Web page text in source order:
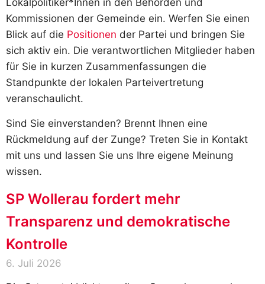
Lokalpolitiker*Innen in den Behörden und
Kommissionen der Gemeinde ein. Werfen Sie einen
Blick auf die Positionen der Partei und bringen Sie
sich aktiv ein. Die verantwortlichen Mitglieder haben
für Sie in kurzen Zusammenfassungen die
Standpunkte der lokalen Parteivertretung
veranschaulicht.
Sind Sie einverstanden? Brennt Ihnen eine
Rückmeldung auf der Zunge? Treten Sie in Kontakt
mit uns und lassen Sie uns Ihre eigene Meinung
wissen.
SP Wollerau fordert mehr
Transparenz und demokratische
Kontrolle
6. Juli 2026